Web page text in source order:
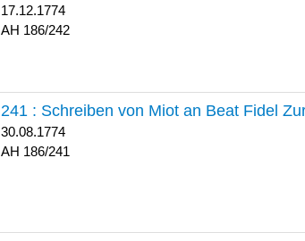
17.12.1774
186/242
241 : Schreiben von Miot an Beat Fidel
30.08.1774
186/241